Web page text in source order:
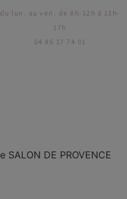
du lun. au ven. de 8h-12h à 13h-
17h
04 86 17 74 01